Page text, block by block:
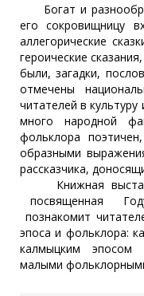
Богат и
его сокровищницу
аллегорические
героические
были, загадки,
отмечены
читателей в
много народной
фольклора
образными
рассказчика,
Книжная
посвященная
познакомит
эпоса и фольклора:
калмыцким эпосом
малыми